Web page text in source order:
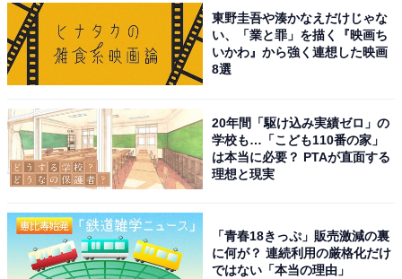
アクセス・料金・宿泊情報は？
東野圭吾や湊かなえだけじゃな
い、「業と罪」を描く『映画ち
いかわ』から強く連想した映画
8選
20年間「駆け込み実績ゼロ」の
学校も…「こども110番の家」
は本当に必要？ PTAが直面する
理想と現実
「青春18きっぷ」販売激減の裏
に何が？ 連続利用の厳格化だけ
ではない「本当の理由」